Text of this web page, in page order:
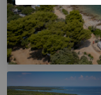
toestemming